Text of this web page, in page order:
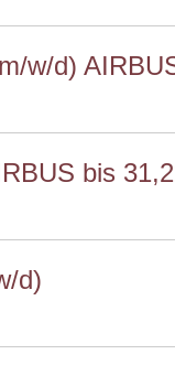
w/d)
bis
d)